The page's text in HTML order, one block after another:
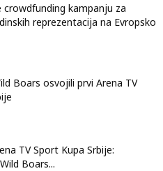
crowdfunding kampanju za
reprezentacija na Evropsko
Boars osvojili prvi Arena TV
TV Sport Kupa Srbije:
Boars...